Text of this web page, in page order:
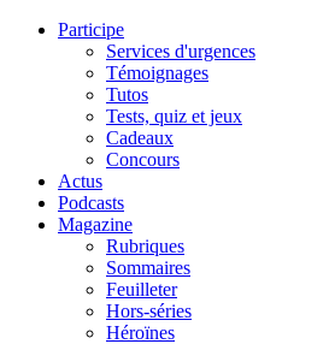
Participe
Services d'urgences
Témoignages
Tutos
Tests, quiz et jeux
Cadeaux
Concours
Actus
Podcasts
Magazine
Rubriques
Sommaires
Feuilleter
Hors-séries
Héroïnes